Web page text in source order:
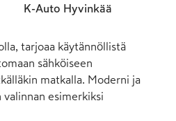
K-Auto Hyvinkää
tarjoaa käytännöllistä
sähköiseen
matkalla. Moderni ja
valinnan esimerkiksi